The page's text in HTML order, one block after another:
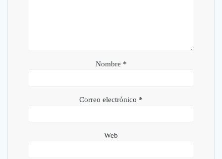
Nombre *
Correo electrónico *
Web